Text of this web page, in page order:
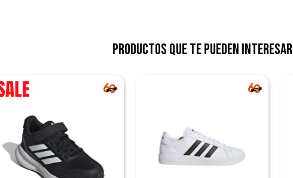
Productos que te pueden interesar